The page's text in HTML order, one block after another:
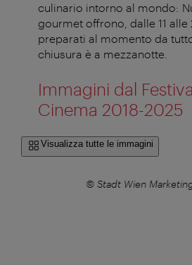
culinario intorno al mondo:
gourmet offrono, dalle 11 alle
preparati al momento da
chiusura è a mezzanotte.
Immagini dal
Cinema 2018-2025
Visualizza tutte le immagini
© Stadt Wien